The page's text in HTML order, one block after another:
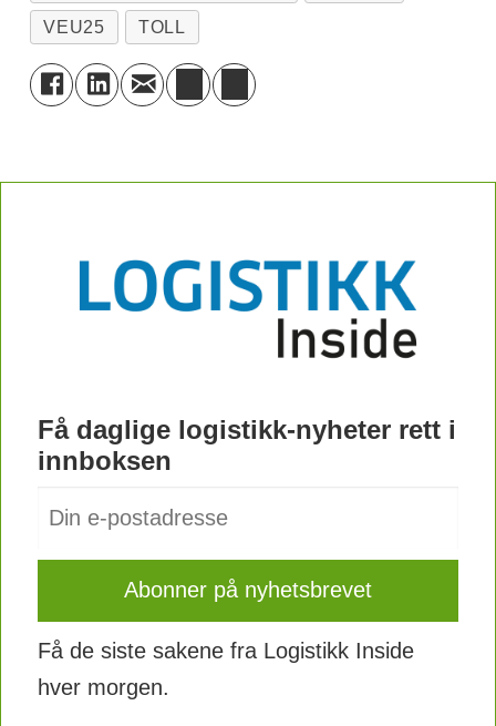
VEU25 TOLL
Få daglige logistikk-nyheter rett i
innboksen
Få de siste sakene fra Logistikk Inside
hver morgen.